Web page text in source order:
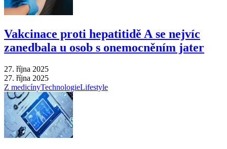
Vakcinace proti hepatitidě A se nejvíc
zanedbala u osob s onemocněním jater
27. října 2025
27. října 2025
Z medicínyTechnologieLifestyle